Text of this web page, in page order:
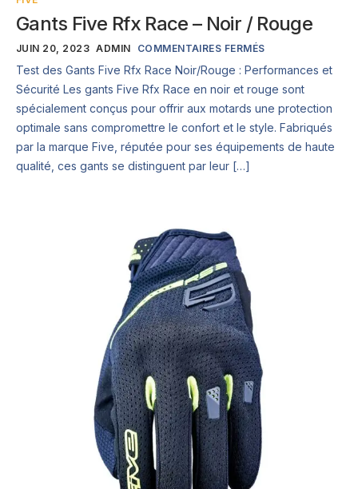
Gants Five Rfx Race – Noir / Rouge
JUIN 20, 2023 ADMIN COMMENTAIRES FERMÉS
Test des Gants Five Rfx Race Noir/Rouge : Performances et
Sécurité Les gants Five Rfx Race en noir et rouge sont
spécialement conçus pour offrir aux motards une protection
optimale sans compromettre le confort et le style. Fabriqués
par la marque Five, réputée pour ses équipements de haute
qualité, ces gants se distinguent par leur […]